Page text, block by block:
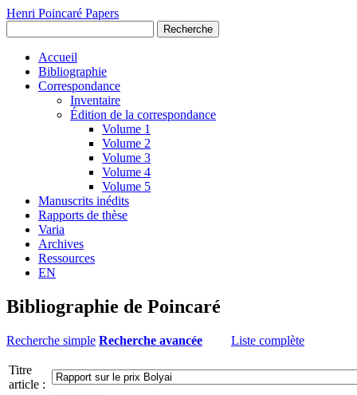
Henri Poincaré Papers
Recherche
Accueil
Bibliographie
Correspondance
Inventaire
Édition de la correspondance
Volume 1
Volume 2
Volume 3
Volume 4
Volume 5
Manuscrits inédits
Rapports de thèse
Varia
Archives
Ressources
EN
Bibliographie de Poincaré
Recherche simple Recherche avancée Liste complète
Titre
article :